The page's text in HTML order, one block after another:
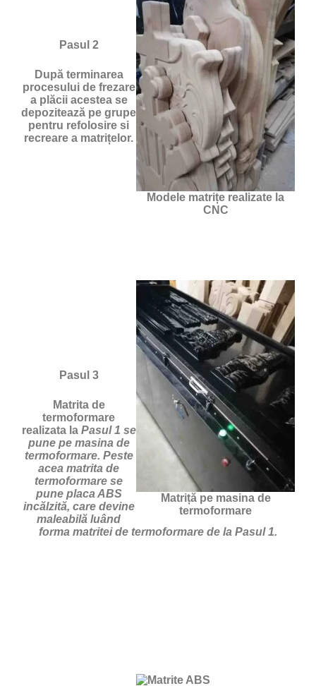
Modele matrițe realizate la
CNC
Pasul 2
După terminarea
procesului de frezare
a plăcii acestea se
depozitează pe grupe
pentru refolosire si
recreare a matrițelor.
Matriță pe masina de
termoformare
Pasul 3
Matrita de
termoformare
realizata la Pasul 1 se
pune pe masina de
termoformare. Peste
acea matrita de
termoformare se
pune placa ABS
incălzită, care devine
maleabilă luând
forma matritei de termoformare de la Pasul 1.